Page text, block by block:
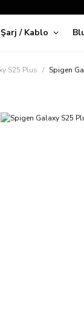
Şarj / Kablo
S25 Plus Spigen